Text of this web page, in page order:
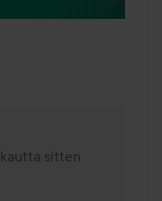
sitten
lisättiin 10